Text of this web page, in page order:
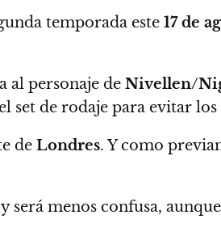
temporada este 17 de
al personaje de Nivellen/
set de rodaje para evitar los
de Londres. Y como
será menos confusa,